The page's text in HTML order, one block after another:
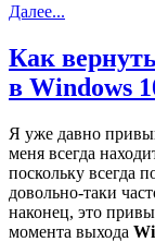
Далее...
Как
в Windows
Я уже давно
меня всегда
поскольку всегда
довольно-таки
наконец, это
момента выхода